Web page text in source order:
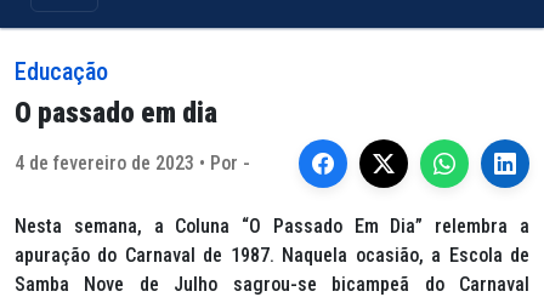
Educação
O passado em dia
4 de fevereiro de 2023 • Por -
Nesta semana, a Coluna “O Passado Em Dia” relembra a
apuração do Carnaval de 1987. Naquela ocasião, a Escola de
Samba Nove de Julho sagrou-se bicampeã do Carnaval